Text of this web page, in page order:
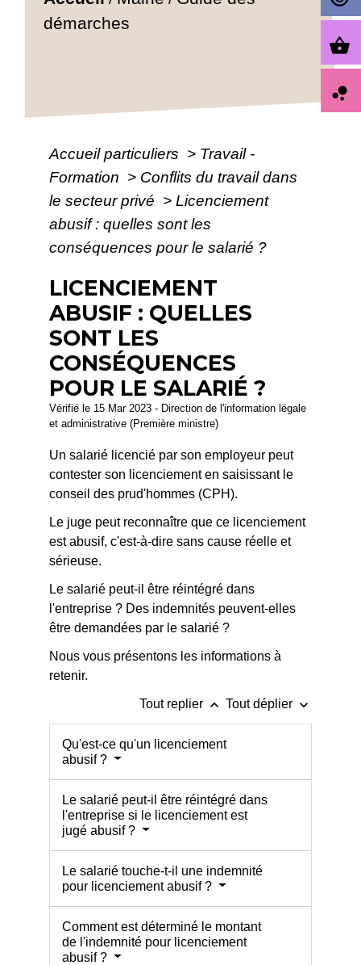
démarches
Accueil particuliers > Travail -
Formation > Conflits du travail dans
le secteur privé > Licenciement
abusif : quelles sont les
conséquences pour le salarié ?
LICENCIEMENT
ABUSIF : QUELLES
SONT LES
CONSÉQUENCES
POUR LE SALARIÉ ?
Vérifié le 15 Mar 2023 - Direction de l'information légale
et administrative (Première ministre)
Un salarié licencié par son employeur peut
contester son licenciement en saisissant le
conseil des prud'hommes (CPH).
Le juge peut reconnaître que ce licenciement
est abusif, c'est-à-dire sans cause réelle et
sérieuse.
Le salarié peut-il être réintégré dans
l'entreprise ? Des indemnités peuvent-elles
être demandées par le salarié ?
Nous vous présentons les informations à
retenir.
Tout replier keyboard_arrow_up Tout déplier keyboard_arrow_down
Qu'est-ce qu'un licenciement
abusif ?
Le salarié peut-il être réintégré dans
l'entreprise si le licenciement est
jugé abusif ?
Le salarié touche-t-il une indemnité
pour licenciement abusif ?
Comment est déterminé le montant
de l'indemnité pour licenciement
abusif ?
shopping_basket
bubble_chart